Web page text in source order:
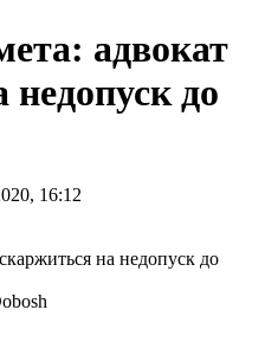
адвокат
недопуск до
16:12